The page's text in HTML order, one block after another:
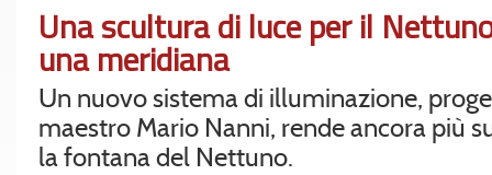
Una scultura di luce per il
una meridiana
Un nuovo sistema di illuminazione,
maestro Mario Nanni, rende ancora più
la fontana del Nettuno.